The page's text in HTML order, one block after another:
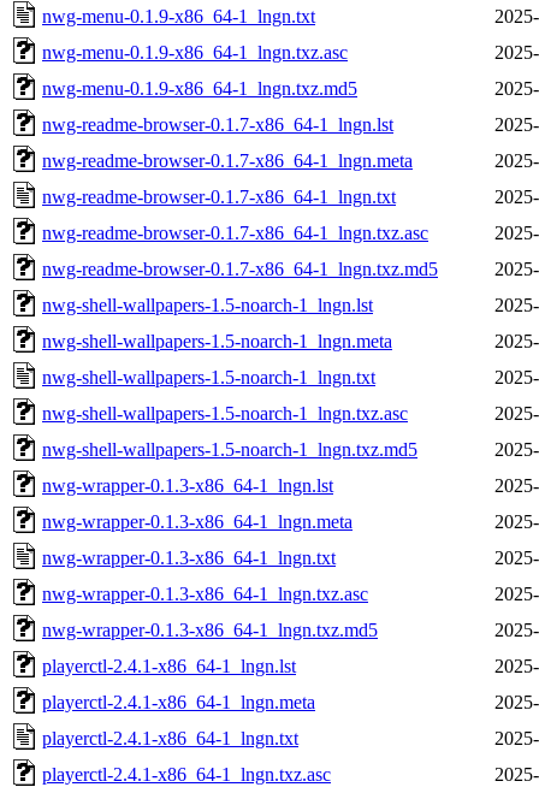
nwg-menu-0.1.9-x86_64-1_lngn.txt
nwg-menu-0.1.9-x86_64-1_lngn.txz.asc
nwg-menu-0.1.9-x86_64-1_lngn.txz.md5
nwg-readme-browser-0.1.7-x86_64-1_lngn.lst
nwg-readme-browser-0.1.7-x86_64-1_lngn.meta
nwg-readme-browser-0.1.7-x86_64-1_lngn.txt
nwg-readme-browser-0.1.7-x86_64-1_lngn.txz.asc
nwg-readme-browser-0.1.7-x86_64-1_lngn.txz.md5
nwg-shell-wallpapers-1.5-noarch-1_lngn.lst
nwg-shell-wallpapers-1.5-noarch-1_lngn.meta
nwg-shell-wallpapers-1.5-noarch-1_lngn.txt
nwg-shell-wallpapers-1.5-noarch-1_lngn.txz.asc
nwg-shell-wallpapers-1.5-noarch-1_lngn.txz.md5
nwg-wrapper-0.1.3-x86_64-1_lngn.lst
nwg-wrapper-0.1.3-x86_64-1_lngn.meta
nwg-wrapper-0.1.3-x86_64-1_lngn.txt
nwg-wrapper-0.1.3-x86_64-1_lngn.txz.asc
nwg-wrapper-0.1.3-x86_64-1_lngn.txz.md5
playerctl-2.4.1-x86_64-1_lngn.lst
playerctl-2.4.1-x86_64-1_lngn.meta
playerctl-2.4.1-x86_64-1_lngn.txt
playerctl-2.4.1-x86_64-1_lngn.txz.asc